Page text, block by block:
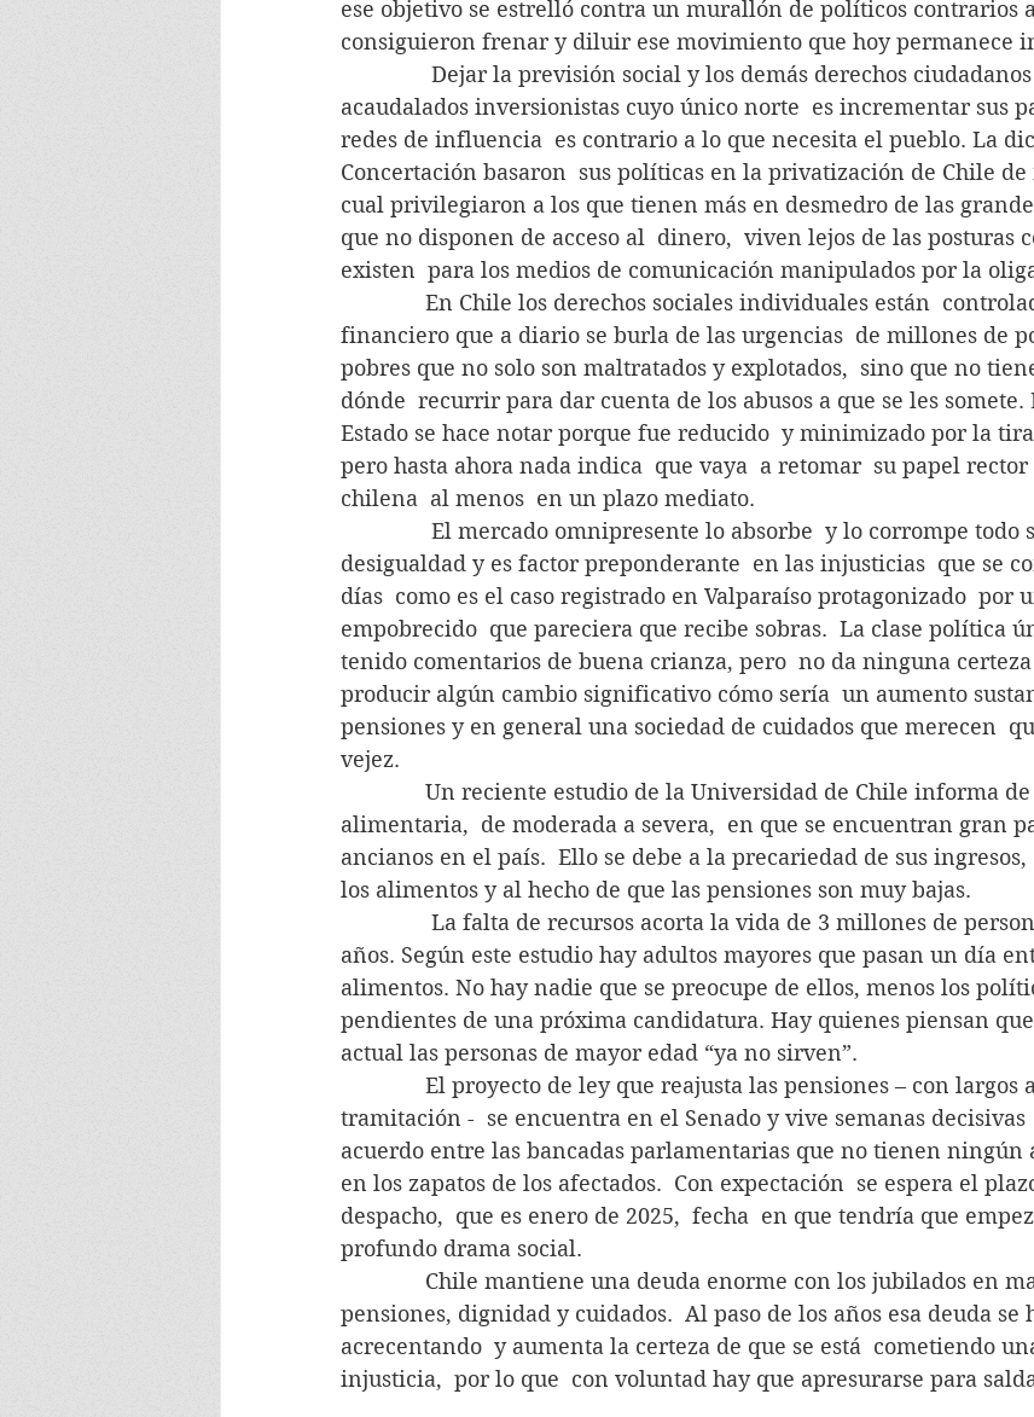
ese objetivo se estrelló contra un murallón de políticos contrarios
consiguieron frenar y diluir ese movimiento que hoy permanece
Dejar la previsión social y los demás derechos ciudadanos
acaudalados inversionistas cuyo único norte  es incrementar sus
redes de influencia  es contrario a lo que necesita el pueblo. La
Concertación basaron  sus políticas en la privatización de Chile
cual privilegiaron a los que tienen más en desmedro de las
que no disponen de acceso al  dinero,  viven lejos de las posturas
existen  para los medios de comunicación manipulados por la
En Chile los derechos sociales individuales están
financiero que a diario se burla de las urgencias  de millones de
pobres que no solo son maltratados y explotados,  sino que no
dónde  recurrir para dar cuenta de los abusos a que se les somete.
Estado se hace notar porque fue reducido  y minimizado por la
pero hasta ahora nada indica  que vaya  a retomar  su papel
chilena  al menos  en un plazo mediato.
El mercado omnipresente lo absorbe  y lo corrompe todo
desigualdad y es factor preponderante  en las injusticias  que se
días  como es el caso registrado en Valparaíso protagonizado  por
empobrecido  que pareciera que recibe sobras.  La clase política
tenido comentarios de buena crianza, pero  no da ninguna certeza
producir algún cambio significativo cómo sería  un aumento
pensiones y en general una sociedad de cuidados que merecen
vejez.
Un reciente estudio de la Universidad de Chile informa de
alimentaria,  de moderada a severa,  en que se encuentran gran
ancianos en el país.  Ello se debe a la precariedad de sus ingresos,
los alimentos y al hecho de que las pensiones son muy bajas.
La falta de recursos acorta la vida de 3 millones de
años. Según este estudio hay adultos mayores que pasan un día
alimentos. No hay nadie que se preocupe de ellos, menos los
pendientes de una próxima candidatura. Hay quienes piensan que
actual las personas de mayor edad “ya no sirven”.
El proyecto de ley que reajusta las pensiones – con largos
tramitación -  se encuentra en el Senado y vive semanas decisivas
acuerdo entre las bancadas parlamentarias que no tienen ningún
en los zapatos de los afectados.  Con expectación  se espera el
despacho,  que es enero de 2025,  fecha  en que tendría que
profundo drama social.
Chile mantiene una deuda enorme con los jubilados en
pensiones, dignidad y cuidados.  Al paso de los años esa deuda se
acrecentando  y aumenta la certeza de que se está  cometiendo
injusticia,  por lo que  con voluntad hay que apresurarse para